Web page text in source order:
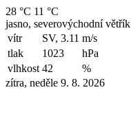
28 °C 11 °C
jasno, severovýchodní větřík
vítr
SV, 3.11 m/s
tlak
1023
hPa
vlhkost 42
%
zítra, neděle 9. 8. 2026